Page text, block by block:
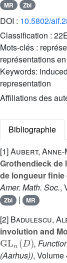
MR Zbl
DOI : 10.5802/
Classification :
Mots-clés :
représentations
Keywords:
representation
Affiliations des
Bibliographie
[1]Aubert, Anne-
Grothendieck de
de longueur finie
Amer. Math. Soc.,
Zbl | MR
[2] Badulescu,
involution and
GLn(D)
,
(Aarhus)), Volume